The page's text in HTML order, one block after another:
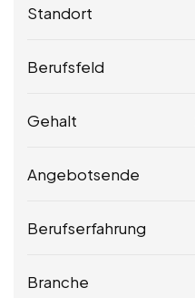
Standort
Berufsfeld
Gehalt
Angebotsende
Berufserfahrung
Branche